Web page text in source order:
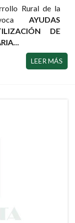
Rural de la
AYUDAS
DE
LEER MÁS